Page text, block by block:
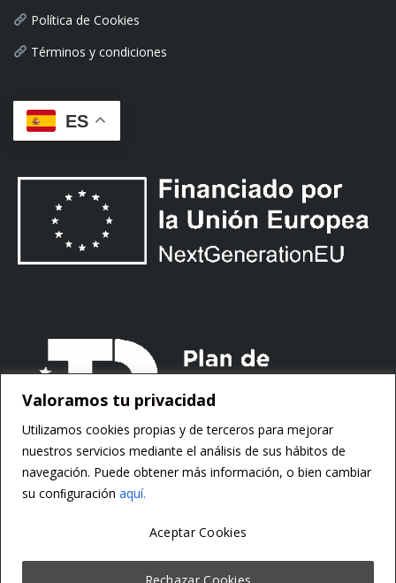
Valoramos tu privacidad
Utilizamos cookies propias y de terceros para mejorar
nuestros servicios mediante el análisis de sus hábitos de
navegación. Puede obtener más información, o bien cambiar
su conﬁguración aquí.
Rechazar Cookies
Aceptar Cookies
Política de Cookies
Términos y condiciones
ES